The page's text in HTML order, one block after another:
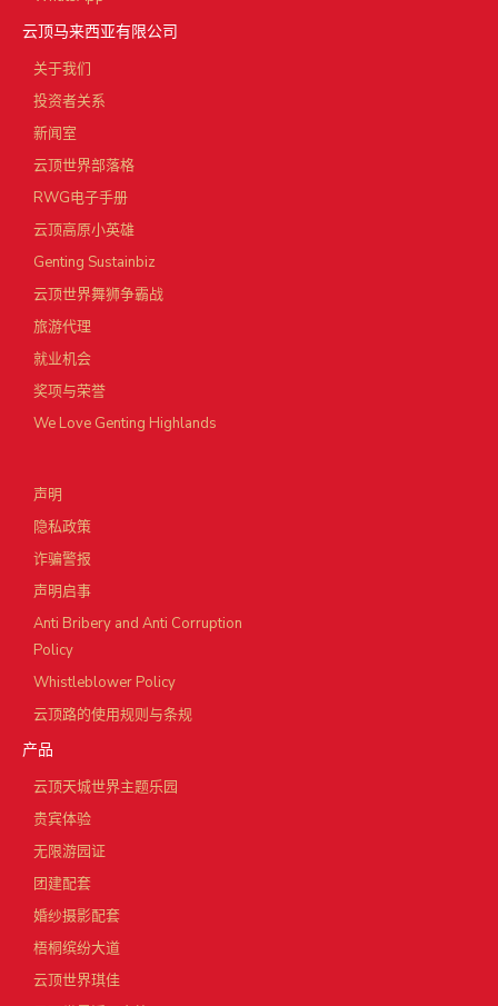
云顶马来西亚有限公司
关于我们
投资者关系
新闻室
云顶世界部落格
RWG电子手册
云顶高原小英雄
Genting Sustainbiz
云顶世界舞狮争霸战
旅游代理
就业机会
奖项与荣誉
We Love Genting Highlands
声明
隐私政策
诈骗警报
声明启事
Anti Bribery and Anti Corruption
Policy
Whistleblower Policy
云顶路的使用规则与条规
产品
云顶天城世界主题乐园
贵宾体验
无限游园证
团建配套
婚纱摄影配套
梧桐缤纷大道
云顶世界琪佳